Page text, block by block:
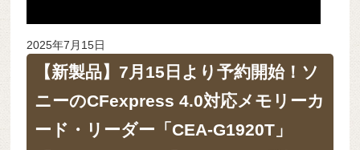
2025年7月15日
【新製品】7月15日より予約開始！ソ
ニーのCFexpress 4.0対応メモリーカ
ード・リーダー「CEA-G1920T」